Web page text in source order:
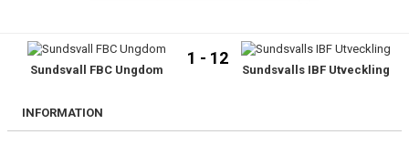
TRUPPEN
DOKUMENT
Sundsvall FBC Ungdom
1 - 12
Sundsvalls IBF Utveckling
INFORMATION